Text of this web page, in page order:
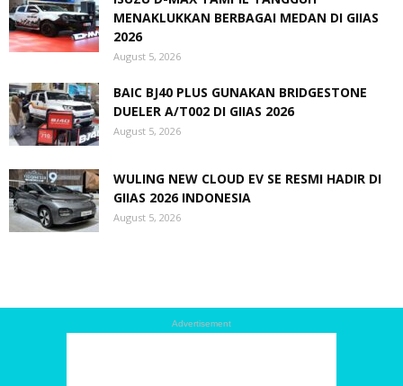
MENAKLUKKAN BERBAGAI MEDAN DI GIIAS
2026
August 5, 2026
BAIC BJ40 PLUS GUNAKAN BRIDGESTONE
DUELER A/T002 DI GIIAS 2026
August 5, 2026
WULING NEW CLOUD EV SE RESMI HADIR DI
GIIAS 2026 INDONESIA
August 5, 2026
Advertisement